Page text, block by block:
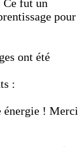
fut un
pour
ont été
:
énergie ! Merci